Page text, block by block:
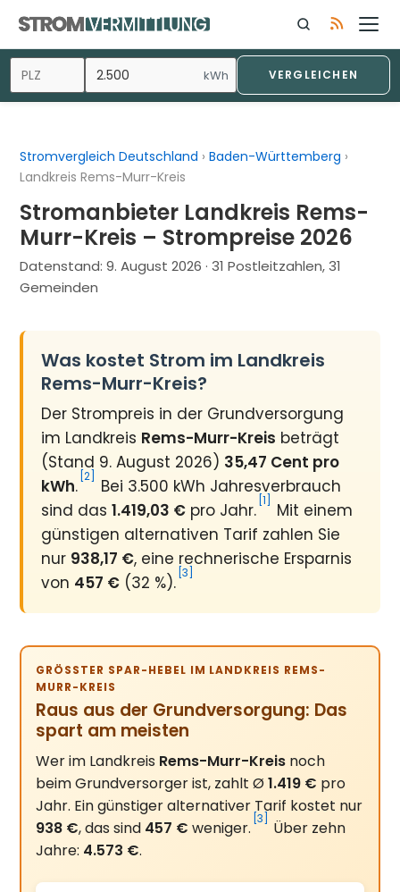
Inhalt
springen
kWh VERGLEICHEN
Stromvergleich Deutschland ›Baden-Württemberg ›
Landkreis Rems-Murr-Kreis
Stromanbieter Landkreis Rems-
Murr-Kreis – Strompreise 2026
Datenstand:9. August 2026 · 31 Postleitzahlen, 31
Gemeinden
Was kostet Strom im Landkreis
Rems-Murr-Kreis?
Der Strompreis in der Grundversorgung
im Landkreis Rems-Murr-Kreis beträgt
(Stand 9. August 2026) 35,47 Cent pro
kWh. [2]
Bei 3.500 kWh Jahresverbrauch
sind das1.419,03 € pro Jahr. [1]
Mit einem
günstigen alternativen Tarif zahlen Sie
nur 938,17 €, eine rechnerische Ersparnis
von 457 € (32 %). [3]
GRÖSSTER SPAR-HEBEL IM LANDKREIS REMS-M
URR-KREIS
Raus aus der Grundversorgung: Das
spart am meisten
Wer im Landkreis Rems-Murr-Kreis noch
beim Grundversorger ist, zahlt Ø1.419 € pro
Jahr. Ein günstiger alternativer Tarif kostet nur
938 €, das sind 457 € weniger. [3]
Über zehn
Jahre: 4.573 €.